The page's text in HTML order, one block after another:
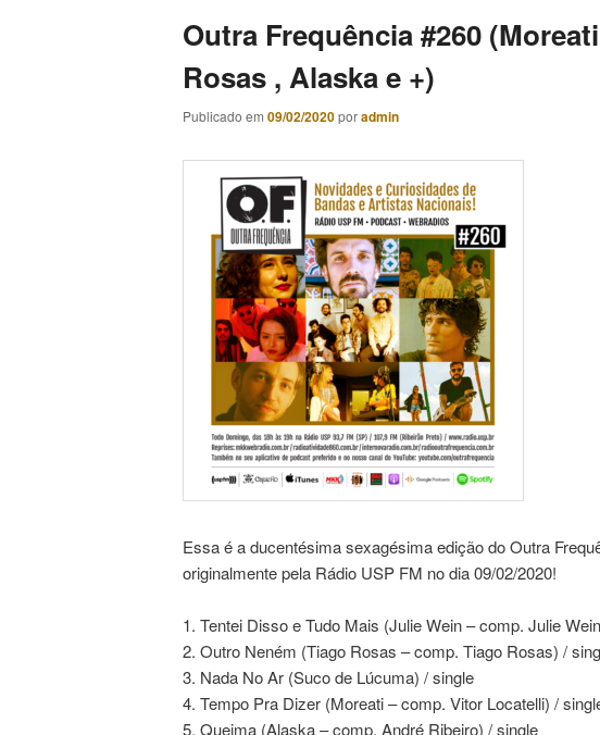
Outra Frequência #260
Rosas , Alaska e +)
Publicado em 09/02/2020poradmin
Essa é a ducentésima sexagésima edição do Outra
originalmente pela Rádio USP FM no dia 09/02/2020!
1. Tentei Disso e Tudo Mais (Julie Wein – comp. Julie
2. Outro Neném (Tiago Rosas – comp. Tiago Rosas) /
3. Nada No Ar (Suco de Lúcuma) / single
4. Tempo Pra Dizer (Moreati – comp. Vitor Locatelli) /
5. Queima (Alaska – comp. André Ribeiro) / single